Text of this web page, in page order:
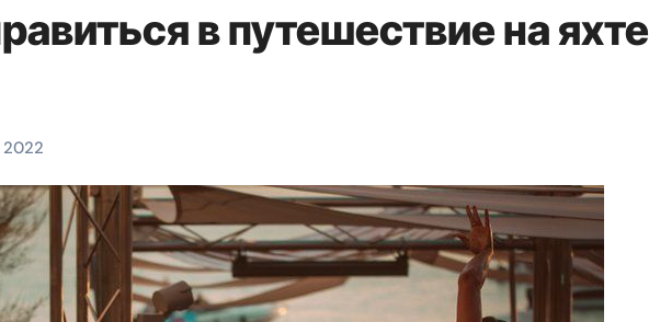
в путешествие на яхте
2022